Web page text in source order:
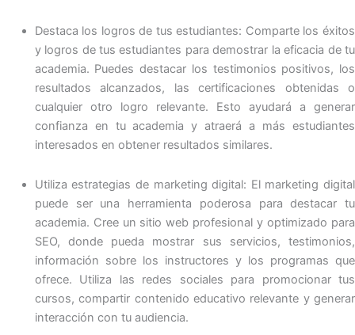
Destaca los logros de tus estudiantes: Comparte los éxitos
y logros de tus estudiantes para demostrar la eficacia de tu
academia. Puedes destacar los testimonios positivos, los
resultados alcanzados, las certificaciones obtenidas o
cualquier otro logro relevante. Esto ayudará a generar
confianza en tu academia y atraerá a más estudiantes
interesados ​​en obtener resultados similares.
Utiliza estrategias de marketing digital: El marketing digital
puede ser una herramienta poderosa para destacar tu
academia. Cree un sitio web profesional y optimizado para
SEO, donde pueda mostrar sus servicios, testimonios,
información sobre los instructores y los programas que
ofrece. Utiliza las redes sociales para promocionar tus
cursos, compartir contenido educativo relevante y generar
interacción con tu audiencia.